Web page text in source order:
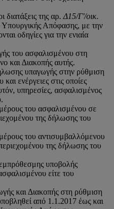
διατάξεις της αρ. Δ15/Γ'/οικ.
Απόφασης, με την
οδηγίες για την ενιαία
του ασφαλισμένου στη
και Διακοπής αυτής.
υπαγωγής στην ρύθμιση
ενέργειες στις οποίες
υπηρεσίες, ασφαλισμένος
του ασφαλισμένου σε
της δήλωσης του
του αντισυμβαλλόμενου
της δήλωσης του
υποβολής
είτε του
και Διακοπής στη ρύθμιση
από 1.1.2017 έως και